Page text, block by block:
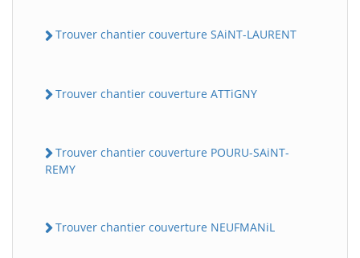
Trouver chantier couverture SAiNT-LAURENT
Trouver chantier couverture ATTiGNY
Trouver chantier couverture POURU-SAiNT-
REMY
Trouver chantier couverture NEUFMANiL